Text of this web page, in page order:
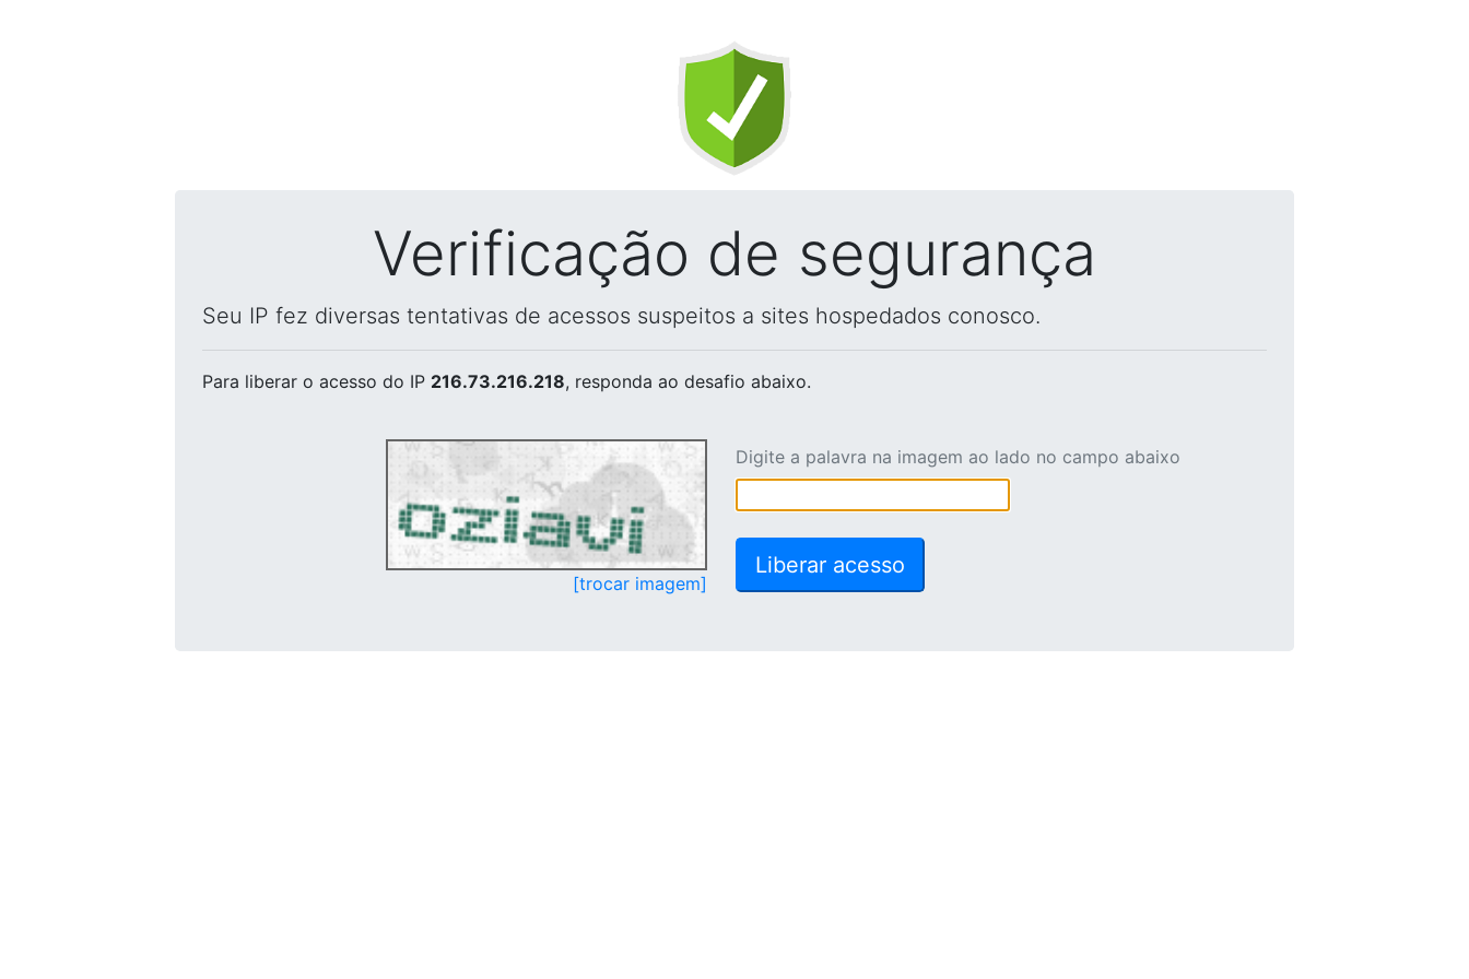
Verificação de segurança
Seu IP fez diversas tentativas de acessos suspeitos a sites hospedados conosco.
Para liberar o acesso do IP 216.73.216.218, responda ao desafio abaixo.
[trocar imagem]
Digite a palavra na imagem ao lado no campo abaixo